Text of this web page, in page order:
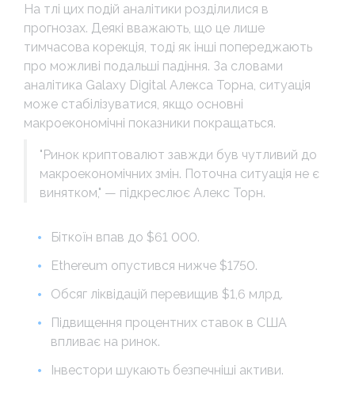
На тлі цих подій аналітики розділилися в
прогнозах. Деякі вважають, що це лише
тимчасова корекція, тоді як інші попереджають
про можливі подальші падіння. За словами
аналітика Galaxy Digital Алекса Торна, ситуація
може стабілізуватися, якщо основні
макроекономічні показники покращаться.
"Ринок криптовалют завжди був чутливий до
макроекономічних змін. Поточна ситуація не є
винятком," — підкреслює Алекс Торн.
Біткоїн впав до $61 000.
Ethereum опустився нижче $1750.
Обсяг ліквідацій перевищив $1,6 млрд.
Підвищення процентних ставок в США
впливає на ринок.
Інвестори шукають безпечніші активи.